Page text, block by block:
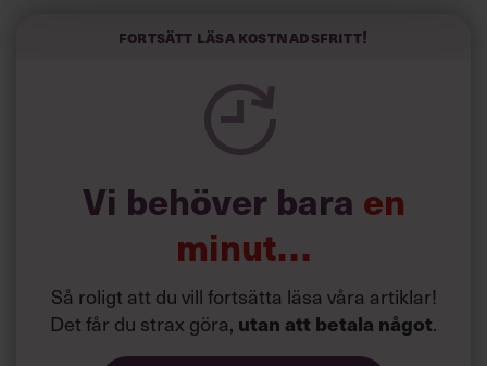
kortfattat slarviga vd-stilen.
Fortsätt läsa kostnadsfritt!
Vi behöver bara en
minut…
Så roligt att du vill fortsätta läsa våra artiklar!
Det får du strax göra, utan att betala något.